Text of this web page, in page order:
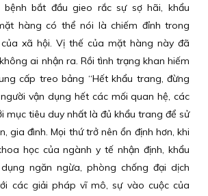
bệnh bắt đầu gieo rắc sự sợ hãi, khẩu
hàng có thể nói là chiếm đỉnh trong
xã hội. Vị thế của mặt hàng này đã
ai nhận ra. Rồi tình trạng khan hiếm
cấp treo bảng “Hết khẩu trang, đừng
người vận dụng hết các mối quan hệ, các
mục tiêu duy nhất là đủ khẩu trang để sử
gia đình. Mọi thứ trở nên ổn định hơn, khi
học của ngành y tế nhận định, khẩu
ngăn ngừa, phòng chống đại dịch
các giải pháp vĩ mô, sự vào cuộc của